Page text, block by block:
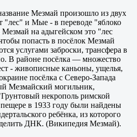
Мезмай произошло из двух
"лес" и Мые - в переводе "яблоко
Мезмай на адыгейском это "лес
попасть в посёлок Мезмай
услугами заброски, трансфера в
В районе посёлка — множество
- живописные каньоны, ущелья,
посёлка с Северо-Запада
Мезмайский могильник,
некрополь римской
в 1933 году были найдены
ребёнка, из которого
ДНК. (Википедия Мезмай).